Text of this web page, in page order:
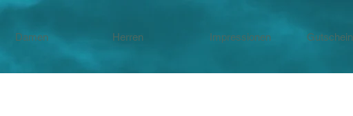
Damen Herren Impressionen Gutschein